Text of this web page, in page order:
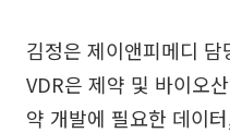
김정은 제이앤피메디
VDR은 제약 및 바이오
약 개발에 필요한 데이